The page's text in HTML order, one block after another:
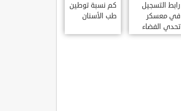
رابط التسجيل
في معسكر
تحدي الفضاء
كم نسبة توطين
طب الأسنان